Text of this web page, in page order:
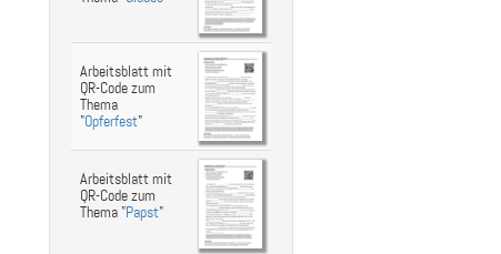
Arbeitsblatt mit
QR-Code zum
Thema
"Opferfest"
Arbeitsblatt mit
QR-Code zum
Thema "Papst"